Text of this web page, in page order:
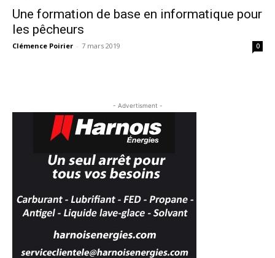
Une formation de base en informatique pour
les pêcheurs
Clémence Poirier - 7 mars 2019 0
- Advertisment -